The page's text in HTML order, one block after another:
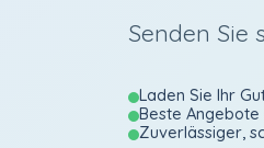
Senden Sie
Laden Sie Ihr
Beste
Zuverlässiger,